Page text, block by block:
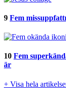
9 Fem
10 Fem
är
+ Visa hela